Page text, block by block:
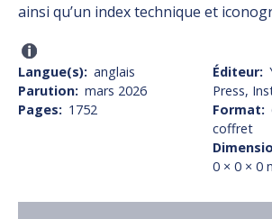
ainsi qu’un index technique et
Langue(s) anglais
Parution mars 2026
Pages
1752
Éditeur
Press,
Format
coffret
0 × 0 × 0